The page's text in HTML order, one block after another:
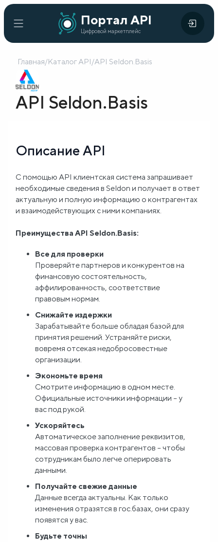
Портал API
Цифровой маркетплейс
Портал
API
Цифровой
маркетплейс
Главная
Каталог
API
внедрения
Готовые
решения
Блог
нас
FAQ
Главная/Каталог API/API Seldon.Basis
API Seldon.Basis
Описание API
C помощью API клиентская система запрашивает
необходимые сведения в Seldon и получает в ответ
актуальную и полную информацию о контрагентах
и взаимодействующих с ними компаниях.
Преимущества API Seldon.Basis:
Все для проверки
Проверяйте партнеров и конкурентов на
финансовую состоятельность,
аффилированность, соответствие
правовым нормам.
Снижайте издержки
Зарабатывайте больше обладая базой для
принятия решений. Устраняйте риски,
вовремя отсекая недобросовестные
организации.
Экономьте время
Смотрите информацию в одном месте.
Официальные источники информации -- у
вас под рукой.
Ускоряйтесь
Автоматическое заполнение реквизитов,
массовая проверка контрагентов -- чтобы
сотрудникам было легче оперировать
данными.
Получайте свежие данные
Данные всегда актуальны. Как только
изменения отразятся в гос.базах, они сразу
появятся у вас.
Будьте точны